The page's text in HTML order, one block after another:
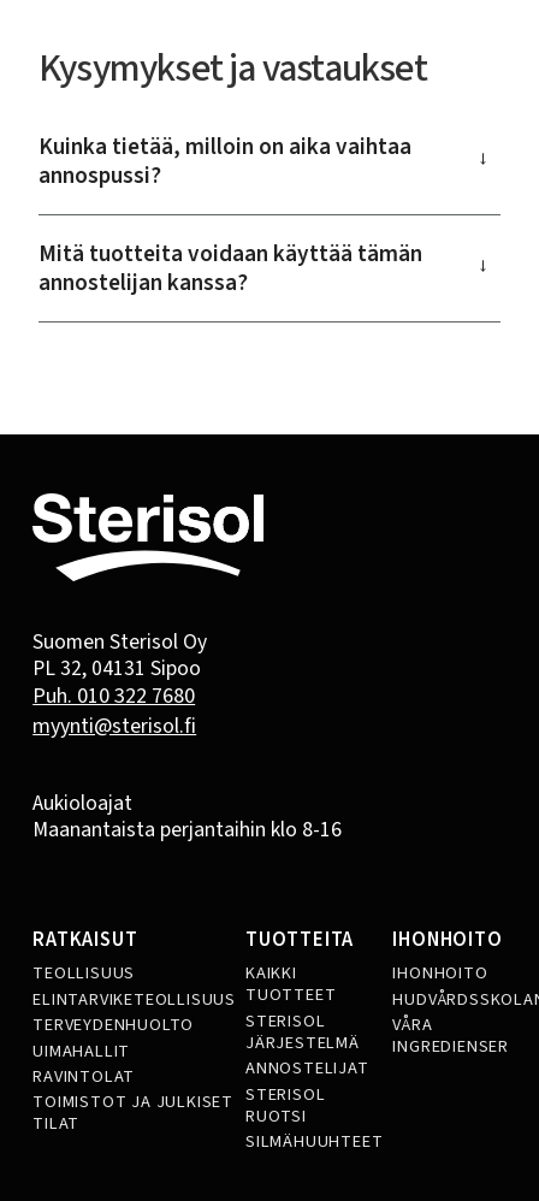
Kysymykset ja vastaukset
Kuinka tietää, milloin on aika vaihtaa
annospussi?
→
Mitä tuotteita voidaan käyttää tämän
annostelijan kanssa?
→
Suomen Sterisol Oy
PL 32, 04131 Sipoo
Puh. 010 322 7680
myynti@sterisol.fi
Aukioloajat
Maanantaista perjantaihin klo 8-16
RATKAISUT
TEOLLISUUS
ELINTARVIKETEOLLISUUS
TERVEYDENHUOLTO
UIMAHALLIT
RAVINTOLAT
TOIMISTOT JA JULKISET
TILAT
TUOTTEITA
KAIKKI
TUOTTEET
STERISOL
JÄRJESTELMÄ
ANNOSTELIJAT
STERISOL
RUOTSI
SILMÄHUUHTEET
IHONHOITO
IHONHOITO
VÅRA
INGREDIENSER